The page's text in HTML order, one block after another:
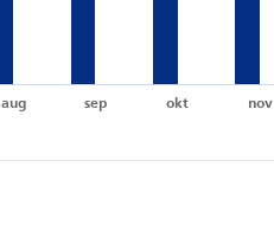
aug sep okt nov